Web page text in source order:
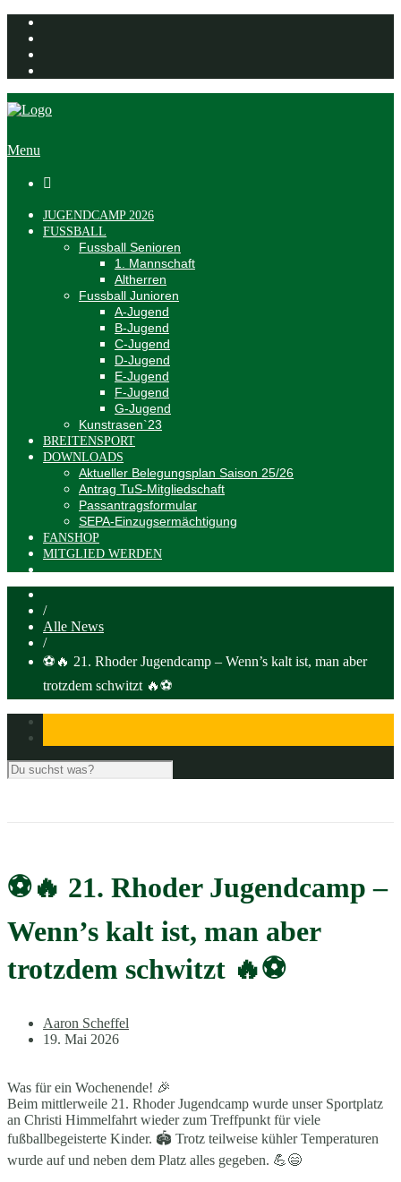
Menu

JUGENDCAMP 2026
FUSSBALL
Fussball Senioren
1. Mannschaft
Altherren
Fussball Junioren
A-Jugend
B-Jugend
C-Jugend
D-Jugend
E-Jugend
F-Jugend
G-Jugend
Kunstrasen`23
BREITENSPORT
DOWNLOADS
Aktueller Belegungsplan Saison 25/26
Antrag TuS-Mitgliedschaft
Passantragsformular
SEPA-Einzugsermächtigung
FANSHOP
MITGLIED WERDEN
/
Alle News
/
⚽🔥 21. Rhoder Jugendcamp – Wenn’s kalt ist, man aber
trotzdem schwitzt 🔥⚽
⚽🔥 21. Rhoder Jugendcamp –
Wenn’s kalt ist, man aber
trotzdem schwitzt 🔥⚽
Aaron Scheffel
19. Mai 2026
Was für ein Wochenende! 🎉
Beim mittlerweile 21. Rhoder Jugendcamp wurde unser Sportplatz
an Christi Himmelfahrt wieder zum Treffpunkt für viele
fußballbegeisterte Kinder. 🏟️ Trotz teilweise kühler Temperaturen
wurde auf und neben dem Platz alles gegeben. 💪😄